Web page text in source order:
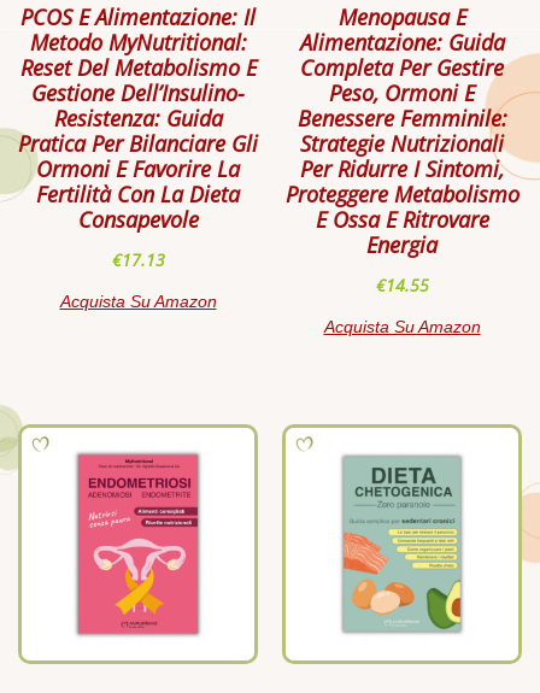
PCOS E Alimentazione: Il
Metodo MyNutritional:
Reset Del Metabolismo E
Gestione Dell’Insulino-
Resistenza: Guida
Pratica Per Bilanciare Gli
Ormoni E Favorire La
Fertilità Con La Dieta
Consapevole
€17.13
Acquista Su Amazon
Menopausa E
Alimentazione: Guida
Completa Per Gestire
Peso, Ormoni E
Benessere Femminile:
Strategie Nutrizionali
Per Ridurre I Sintomi,
Proteggere Metabolismo
E Ossa E Ritrovare
Energia
€14.55
Acquista Su Amazon